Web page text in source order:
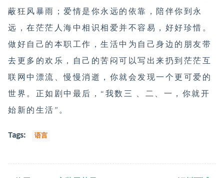
蔽狂风暴雨；爱情是你永远的依靠，陪伴你到永
远，在茫茫人海中相识相爱并不容易，好好珍惜。
做好自己的本职工作，生活中为自己身边的朋友带
去更多的欢乐，自己的苦闷可以写出来扔到茫茫互
联网中漂流、慢慢消逝，你就会发现一个更可爱的
世界。正如剧中最后，“我数三 、二、一，你就开
始新的生活”。
Tags: 语言